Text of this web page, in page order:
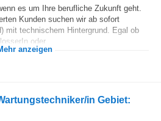
es um Ihre berufliche Zukunft geht.
Kunden suchen wir ab sofort
mit technischem Hintergrund. Egal ob
oder...
anzeigen
in Gebiet: